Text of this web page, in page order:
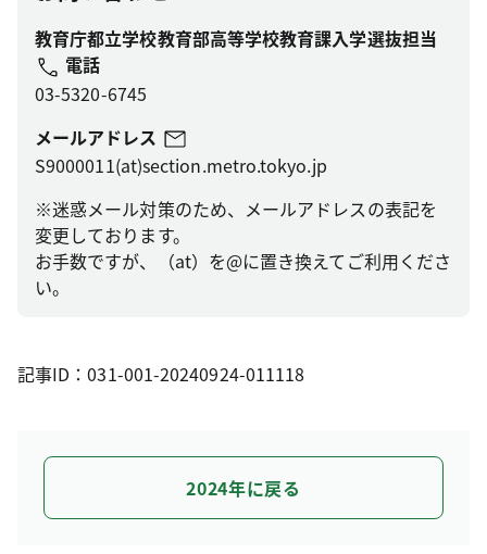
教育庁都立学校教育部高等学校教育課入学選抜担当
電話
03-5320-6745
メールアドレス
S9000011(at)section.metro.tokyo.jp
※迷惑メール対策のため、メールアドレスの表記を
変更しております。
お手数ですが、（at）を@に置き換えてご利用くださ
い。
記事ID：031-001-20240924-011118
2024年に戻る